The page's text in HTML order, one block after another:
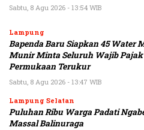
Sabtu, 8 Agu 2026 - 13:54 WIB
Lampung
Bapenda Baru Siapkan 45 Water
Munir Minta Seluruh Wajib
Permukaan Terukur
Sabtu, 8 Agu 2026 - 13:47 WIB
Lampung Selatan
Puluhan Ribu Warga Padati
Massal Balinuraga